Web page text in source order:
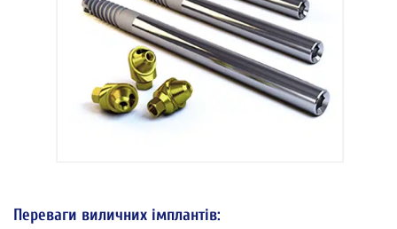
Переваги виличних імплантів: